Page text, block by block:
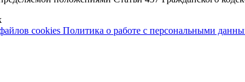
cookies Политика о работе с персональными